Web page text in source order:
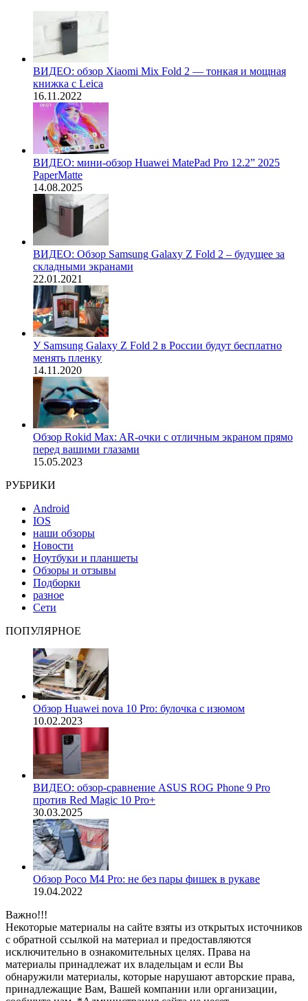
ВИДЕО: обзор Xiaomi Mix Fold 2 — тонкая и мощная
книжка с Leica
16.11.2022
ВИДЕО: мини-обзор Huawei MatePad Pro 12.2” 2025
PaperMatte
14.08.2025
ВИДЕО: Обзор Samsung Galaxy Z Fold 2 – будущее за
складными экранами
22.01.2021
У Samsung Galaxy Z Fold 2 в России будут бесплатно
менять пленку
14.11.2020
Обзор Rokid Max: AR-очки с отличным экраном прямо
перед вашими глазами
15.05.2023
РУБРИКИ
Android
IOS
наши обзоры
Новости
Ноутбуки и планшеты
Обзоры и отзывы
Подборки
разное
Сети
ПОПУЛЯРНОЕ
Обзор Huawei nova 10 Pro: булочка с изюмом
10.02.2023
ВИДЕО: обзор-сравнение ASUS ROG Phone 9 Pro
против Red Magic 10 Pro+
30.03.2025
Обзор Poco M4 Pro: не без пары фишек в рукаве
19.04.2022
Важно!!!
Некоторые материалы на сайте взяты из открытых источников
с обратной ссылкой на материал и предоставляются
исключительно в ознакомительных целях. Права на
материалы принадлежат их владельцам и если Вы
обнаружили материалы, которые нарушают авторские права,
принадлежащие Вам, Вашей компании или организации,